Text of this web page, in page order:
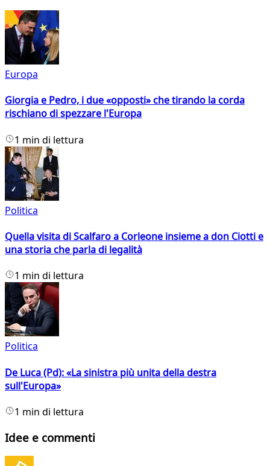
Europa
Giorgia e Pedro, i due «opposti» che tirando la corda
rischiano di spezzare l'Europa
1 min di lettura
Politica
Quella visita di Scalfaro a Corleone insieme a don Ciotti e
una storia che parla di legalità
1 min di lettura
Politica
De Luca (Pd): «La sinistra più unita della destra
sull'Europa»
1 min di lettura
Idee e commenti